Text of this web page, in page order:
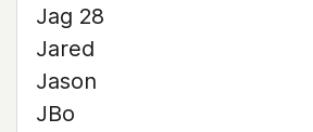
Jag 28
Jared
Jason
JBo